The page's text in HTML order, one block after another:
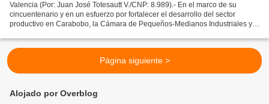
Valencia (Por: Juan José Totesautt V./CNP: 8.989).- En el marco de su
cincuentenario y en un esfuerzo por fortalecer el desarrollo del sector
productivo en Carabobo, la Cámara de Pequeños-Medianos Industriales y
Página siguiente >
Alojado por Overblog